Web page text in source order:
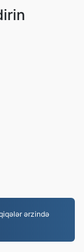
ərzində